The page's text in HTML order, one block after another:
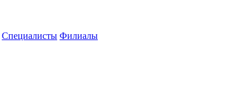
Специалисты Филиалы